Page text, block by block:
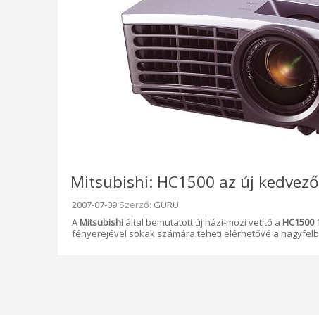
Mitsubishi: HC1500 az új
Beküldve:
2007-07-09 Szerző: GURU
A Mitsubishi által bemutatott új házi-mozi vetítő a HC1500
fényerejével sokak számára teheti elérhetővé a